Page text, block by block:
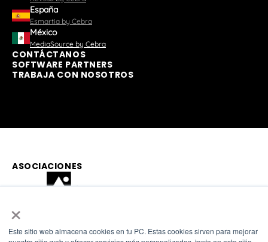
×
Este sitio web almacena cookies en tu PC. Estas cookies sirven para mejorar
España
Esmartia by Cebra
México
MediaSource by Cebra
CONTÁCTANOS
SOFTWARE PARTNERS
TRABAJA CON NOSOTROS
ASOCIACIONES